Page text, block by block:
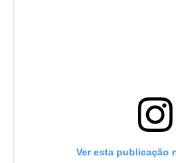
Ver esta publicação